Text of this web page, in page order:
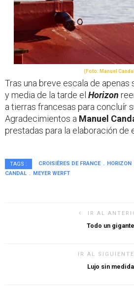
(Foto: Manuel
Tras una breve escala de apenas
y media de la tarde el Horizon
a tierras francesas para concluír
Agradecimientos a Manuel
prestadas para la elaboración de
TAGS : CROISIÈRES DE FRANCE HORIZON
CANDAL
MEYER WERFT
IR AL
Todo un gigante
IR AL SIGUIENTE
Lujo sin medida